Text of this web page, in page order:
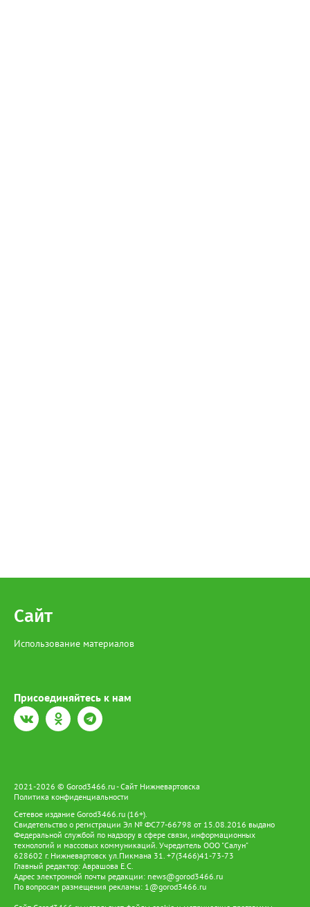
Сайт
Использование материалов
Присоединяйтесь к нам
2021-2026 © Gorod3466.ru - Сайт Нижневартовска
Политика конфиденциальности
Сетевое издание Gorod3466.ru (16+).
Свидетельство о регистрации Эл № ФС77-66798 от 15.08.2016 выдано
Федеральной службой по надзору в сфере связи, информационных
технологий и массовых коммуникаций. Учредитель ООО "Салун"
628602 г. Нижневартовск ул.Пикмана 31. +7(3466)41-73-73
Главный редактор: Аврашова Е.С.
Адрес электронной почты редакции: news@gorod3466.ru
По вопросам размещения рекламы: 1@gorod3466.ru